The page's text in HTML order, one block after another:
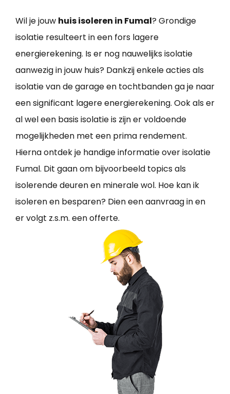
Wil je jouw huis isoleren in Fumal? Grondige
isolatie resulteert in een fors lagere
energierekening. Is er nog nauwelijks isolatie
aanwezig in jouw huis? Dankzij enkele acties als
isolatie van de garage en tochtbanden ga je naar
een significant lagere energierekening. Ook als er
al wel een basis isolatie is zijn er voldoende
mogelijkheden met een prima rendement.
Hierna ontdek je handige informatie over isolatie
Fumal. Dit gaan om bijvoorbeeld topics als
isolerende deuren en minerale wol. Hoe kan ik
isoleren en besparen? Dien een aanvraag in en
er volgt z.s.m. een offerte.